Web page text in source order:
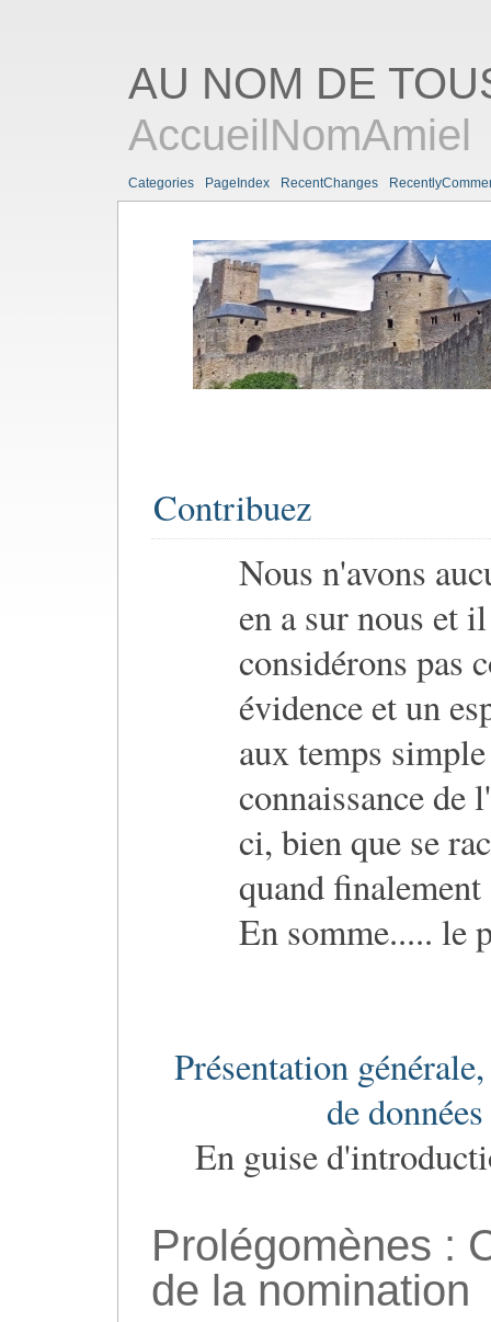
AU NOM DE
AccueilNomAmiel
Categories PageIndex RecentChanges
Contribuez
Nous n'avons
en a sur nous et
considérons pas
évidence et un
aux temps
connaissance de
ci, bien que se
quand
En somme..... le
Présentation
de
En guise
Prolégomènes :
de la nomination